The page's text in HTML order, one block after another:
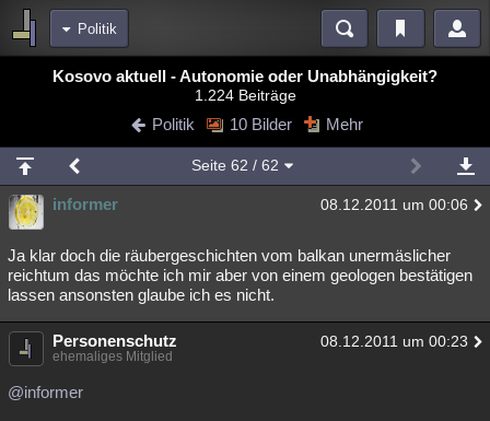
Politik
Bereiche
Blogs Videos
Chat Wiki Neuigkeiten
meine Rubriken
Menschen Mystery Kriminalfälle
Spiritualität Verschwörungen Technologie Ufologie
Natur Umfragen Unterhaltung
weitere Rubriken
Philosophie Träume
Kosovo aktuell - Autonomie oder Unabhängigkeit?
1.224 Beiträge
Politik 10 Bilder Mehr
Seite 62 / 62
informer 08.12.2011 um 00:06
Ja klar doch die räubergeschichten vom balkan unermäslicher
reichtum das möchte ich mir aber von einem geologen bestätigen
lassen ansonsten glaube ich es nicht.
Personenschutz 08.12.2011 um 00:23
ehemaliges Mitglied
@informer